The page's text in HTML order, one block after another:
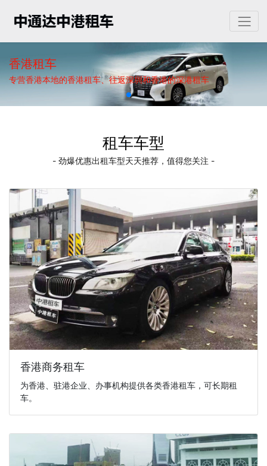
香港租车
专营香港本地的香港租车、往返深圳和香港的深港租车
租车车型
- 劲爆优惠出租车型天天推荐，值得您关注 -
香港商务租车
为香港、驻港企业、办事机构提供各类香港租车，可长期租
车。